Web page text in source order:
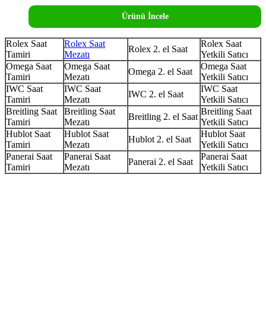
Ürünü İncele
Rolex Saat
Tamiri
Rolex Saat
Mezatı
Rolex 2. el Saat
Rolex Saat
Yetkili Satıcı
Omega Saat
Tamiri
Omega Saat
Mezatı
Omega 2. el Saat
Omega Saat
Yetkili Satıcı
IWC Saat
Tamiri
IWC Saat
Mezatı
IWC 2. el Saat
IWC Saat
Yetkili Satıcı
Breitling Saat
Tamiri
Breitling Saat
Mezatı
Breitling 2. el Saat
Breitling Saat
Yetkili Satıcı
Hublot Saat
Tamiri
Hublot Saat
Mezatı
Hublot 2. el Saat
Hublot Saat
Yetkili Satıcı
Panerai Saat
Tamiri
Panerai Saat
Mezatı
Panerai 2. el Saat
Panerai Saat
Yetkili Satıcı